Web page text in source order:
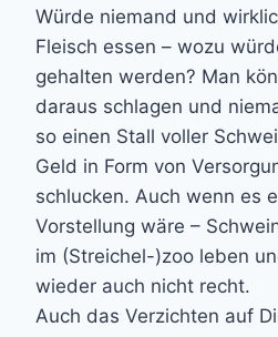
Würde niemand und
Fleisch essen – wozu
gehalten werden? Man
daraus schlagen und
so einen Stall voller
Geld in Form von
schlucken. Auch wenn es
Vorstellung wäre –
im (Streichel-)zoo leben
wieder auch nicht recht.
Auch das Verzichten auf